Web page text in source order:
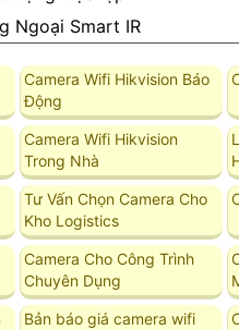
Ngoại Smart IR
Camera Wifi Hikvision Báo
Động
Camera Wifi Hikvision
Trong Nhà
Tư Vấn Chọn Camera Cho
Kho Logistics
Camera Cho Công Trình
Chuyên Dụng
Bản báo giá camera wifi